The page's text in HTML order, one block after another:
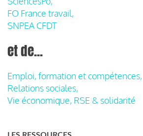
FO France travail,
SNPEA CFDT
et de...
Emploi, formation et compétences,
Relations sociales,
Vie économique, RSE & solidarité